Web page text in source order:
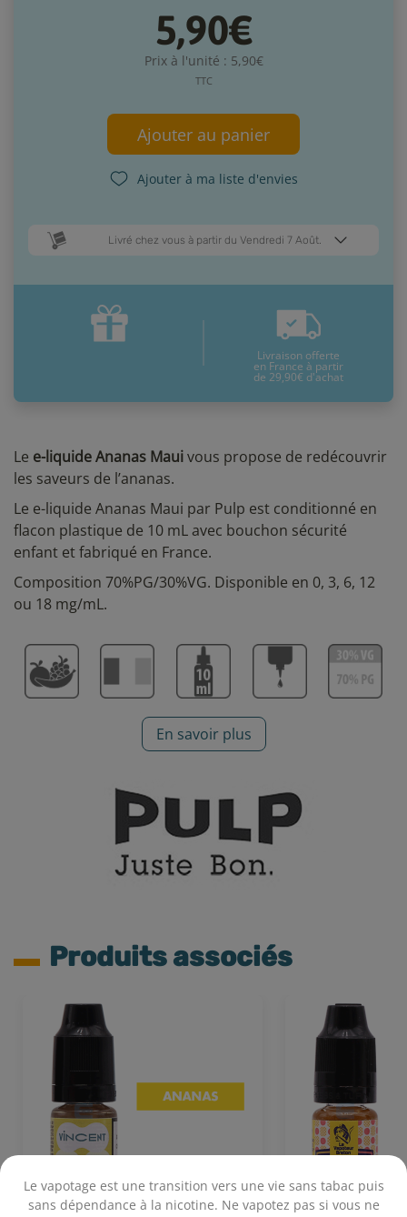
Le vapotage est une transition vers une vie sans tabac puis
sans dépendance à la nicotine. Ne vapotez pas si vous ne
Le e-liquide Ananas Mauivous propose de redécouvrir
les saveurs de l’ananas.
Le e-liquide Ananas Maui par Pulp est conditionné en
flacon plastique de 10 mL avec bouchon sécurité
enfant et fabriqué en France.
Composition 70%PG/30%VG. Disponible en 0, 3, 6, 12
ou 18 mg/mL.
En savoir plus
5,90€
Prix à l'unité : 5,90€
TTC
Ajouter au panier
Ajouter à ma liste d'envies
Livré chez vous à partir du Vendredi 7 Août.
Lundi 10 Août Vendredi 7 Août
* Pour une livraison en France métropolitaine+ d'infos
Livraison offerte
en France à partir
de 29,90€ d'achat
Produits associés